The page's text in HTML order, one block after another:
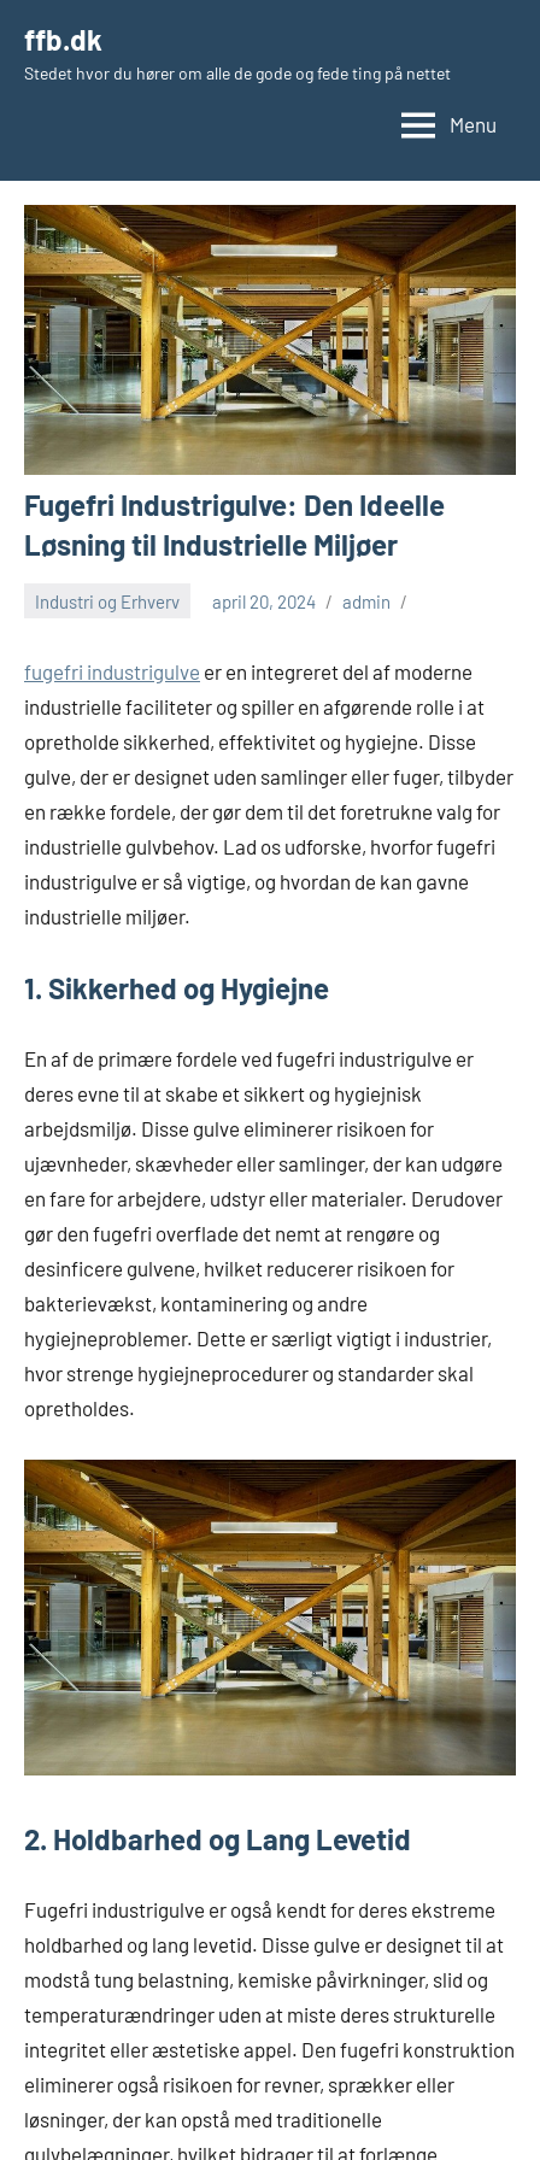
indhold
ffb.dk
Stedet hvor du hører om alle de gode og fede ting på nettet
Menu
Fugefri Industrigulve: Den Ideelle
Løsning til Industrielle Miljøer
Industri og Erhverv april 20, 2024 admin
fugefri industrigulve er en integreret del af moderne
industrielle faciliteter og spiller en afgørende rolle i at
opretholde sikkerhed, effektivitet og hygiejne. Disse
gulve, der er designet uden samlinger eller fuger, tilbyder
en række fordele, der gør dem til det foretrukne valg for
industrielle gulvbehov. Lad os udforske, hvorfor fugefri
industrigulve er så vigtige, og hvordan de kan gavne
industrielle miljøer.
1. Sikkerhed og Hygiejne
En af de primære fordele ved fugefri industrigulve er
deres evne til at skabe et sikkert og hygiejnisk
arbejdsmiljø. Disse gulve eliminerer risikoen for
ujævnheder, skævheder eller samlinger, der kan udgøre
en fare for arbejdere, udstyr eller materialer. Derudover
gør den fugefri overflade det nemt at rengøre og
desinficere gulvene, hvilket reducerer risikoen for
bakterievækst, kontaminering og andre
hygiejneproblemer. Dette er særligt vigtigt i industrier,
hvor strenge hygiejneprocedurer og standarder skal
opretholdes.
2. Holdbarhed og Lang Levetid
Fugefri industrigulve er også kendt for deres ekstreme
holdbarhed og lang levetid. Disse gulve er designet til at
modstå tung belastning, kemiske påvirkninger, slid og
temperaturændringer uden at miste deres strukturelle
integritet eller æstetiske appel. Den fugefri konstruktion
eliminerer også risikoen for revner, sprækker eller
løsninger, der kan opstå med traditionelle
gulvbelægninger, hvilket bidrager til at forlænge